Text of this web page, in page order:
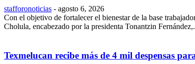
stafforonoticias - agosto 6, 2026
Con el objetivo de fortalecer el bienestar de la base
Cholula, encabezado por la presidenta Tonantzin
Texmelucan recibe más de 4 mil despensas